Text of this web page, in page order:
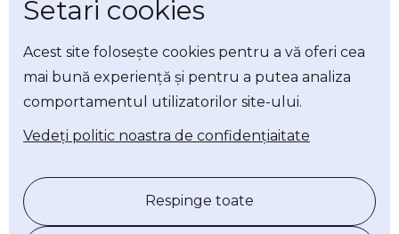
Socials
Rapoarte
Programul Național Masă Sănătoasă: de la promisiune
argumentat și a spiritului civic în rândul tinerilor.
Setari cookies
Acest site folosește cookies pentru a vă oferi cea
mai bună experiență și pentru a putea analiza
comportamentul utilizatorilor site-ului.
Vedeți politic noastra de confidențiaitate
Respinge toate